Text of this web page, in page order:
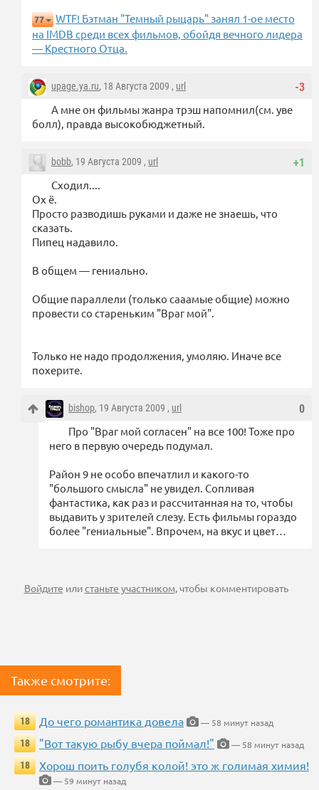
77
WTF! Бэтман "Темный рыцарь" занял 1-ое место
на IMDB среди всех фильмов, обойдя вечного лидера
— Крестного Отца.
-3
upage.ya.ru, 18 Августа 2009 , url
А мне он фильмы жанра трэш напомнил(см. уве
болл), правда высокобюджетный.
+1
bobb, 19 Августа 2009 , url
Сходил....
Ох ё.
Просто разводишь руками и даже не знаешь, что
сказать.
Пипец надавило.
В общем — гениально.
Общие параллели (только сааамые общие) можно
провести со стареньким "Враг мой".
Только не надо продолжения, умоляю. Иначе все
похерите.
0
bishop, 19 Августа 2009 , url
Про "Враг мой согласен" на все 100! Тоже про
него в первую очередь подумал.
Район 9 не особо впечатлил и какого-то
"большого смысла" не увидел. Сопливая
фантастика, как раз и рассчитанная на то, чтобы
выдавить у зрителей слезу. Есть фильмы гораздо
более "гениальные". Впрочем, на вкус и цвет…
Войдите илистаньте участником, чтобы комментировать
Также смотрите:
18 До чего романтика довела
— 58 минут назад
18
"Вот такую рыбу вчера поймал!"
— 58 минут назад
18
Хорош поить голубя колой! это ж голимая химия!
— 59 минут назад